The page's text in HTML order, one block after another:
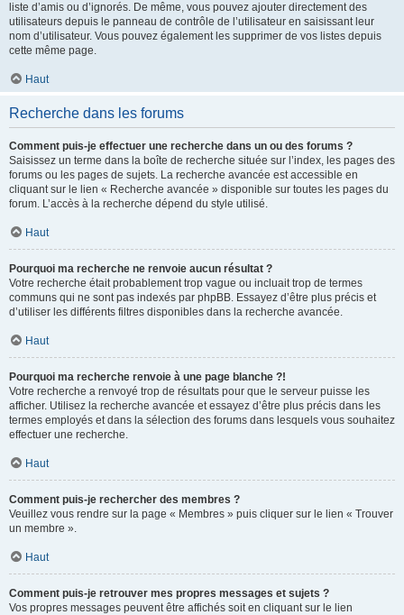
liste d’amis ou d’ignorés. De même, vous pouvez ajouter directement des
utilisateurs depuis le panneau de contrôle de l’utilisateur en saisissant leur
nom d’utilisateur. Vous pouvez également les supprimer de vos listes depuis
cette même page.
Haut
Recherche dans les forums
Comment puis-je effectuer une recherche dans un ou des forums ?
Saisissez un terme dans la boîte de recherche située sur l’index, les pages des
forums ou les pages de sujets. La recherche avancée est accessible en
cliquant sur le lien « Recherche avancée » disponible sur toutes les pages du
forum. L’accès à la recherche dépend du style utilisé.
Haut
Pourquoi ma recherche ne renvoie aucun résultat ?
Votre recherche était probablement trop vague ou incluait trop de termes
communs qui ne sont pas indexés par phpBB. Essayez d’être plus précis et
d’utiliser les différents filtres disponibles dans la recherche avancée.
Haut
Pourquoi ma recherche renvoie à une page blanche ?!
Votre recherche a renvoyé trop de résultats pour que le serveur puisse les
afficher. Utilisez la recherche avancée et essayez d’être plus précis dans les
termes employés et dans la sélection des forums dans lesquels vous souhaitez
effectuer une recherche.
Haut
Comment puis-je rechercher des membres ?
Veuillez vous rendre sur la page « Membres » puis cliquer sur le lien « Trouver
un membre ».
Haut
Comment puis-je retrouver mes propres messages et sujets ?
Vos propres messages peuvent être affichés soit en cliquant sur le lien